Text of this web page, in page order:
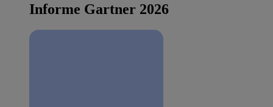
Informe Gartner 2026